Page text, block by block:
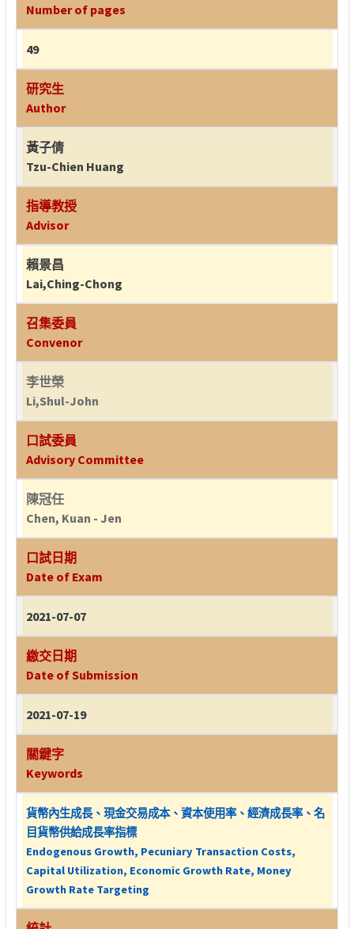
Number of pages
49
研究生
Author
黃子倩
Tzu-Chien Huang
指導教授
Advisor
賴景昌
Lai,Ching-Chong
召集委員
Convenor
李世榮
Li,Shul-John
口試委員
Advisory Committee
陳冠任
Chen, Kuan - Jen
口試日期
Date of Exam
2021-07-07
繳交日期
Date of Submission
2021-07-19
關鍵字
Keywords
貨幣內生成長、現金交易成本、資本使用率、經濟成長率、名
目貨幣供給成長率指標
Endogenous Growth, Pecuniary Transaction Costs,
Capital Utilization, Economic Growth Rate, Money
Growth Rate Targeting